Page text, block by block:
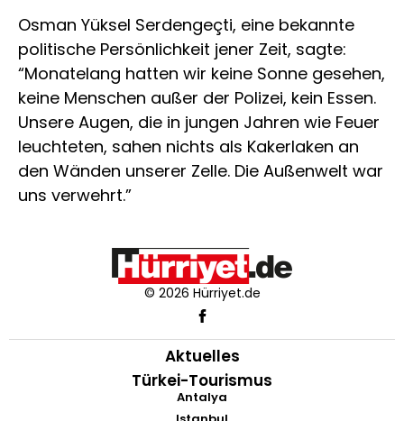
Osman Yüksel Serdengeçti, eine bekannte
politische Persönlichkeit jener Zeit, sagte:
“Monatelang hatten wir keine Sonne gesehen,
keine Menschen außer der Polizei, kein Essen.
Unsere Augen, die in jungen Jahren wie Feuer
leuchteten, sahen nichts als Kakerlaken an
den Wänden unserer Zelle. Die Außenwelt war
uns verwehrt.”
© 2026 Hürriyet.de
Aktuelles
Türkei-Tourismus
Antalya